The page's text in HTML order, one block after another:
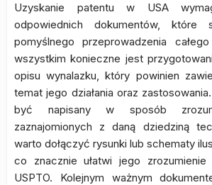
Uzyskanie patentu w USA
odpowiednich dokumentów, które
pomyślnego przeprowadzenia
wszystkim konieczne jest
opisu wynalazku, który powinien
temat jego działania oraz
być napisany w sposób
zaznajomionych z daną dziedziną
warto dołączyć rysunki lub schematy
co znacznie ułatwi jego
USPTO. Kolejnym ważnym